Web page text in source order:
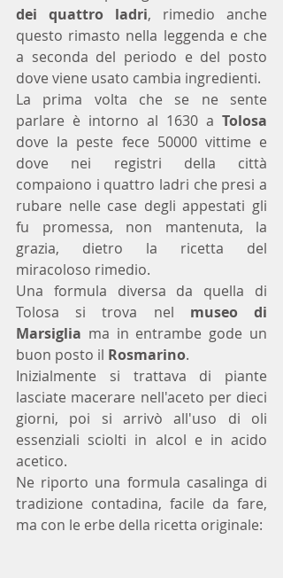
dei quattro ladri, rimedio anche
questo rimasto nella leggenda e che
a seconda del periodo e del posto
dove viene usato cambia ingredienti.
La prima volta che se ne sente
parlare è intorno al 1630 a Tolosa
dove la peste fece 50000 vittime e
dove nei registri della città
compaiono i quattro ladri che presi a
rubare nelle case degli appestati gli
fu promessa, non mantenuta, la
grazia, dietro la ricetta del
miracoloso rimedio.
Una formula diversa da quella di
Tolosa si trova nel museo di
Marsiglia ma in entrambe gode un
buon posto il Rosmarino.
Inizialmente si trattava di piante
lasciate macerare nell'aceto per dieci
giorni, poi si arrivò all'uso di oli
essenziali sciolti in alcol e in acido
acetico.
Ne riporto una formula casalinga di
tradizione contadina, facile da fare,
ma con le erbe della ricetta originale: